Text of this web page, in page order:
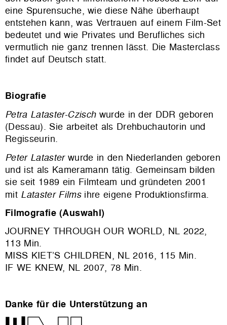
eine Spurensuche, wie diese Nähe überhaupt
entstehen kann, was Vertrauen auf einem Film-Set
bedeutet und wie Privates und Berufliches sich
vermutlich nie ganz trennen lässt. Die Masterclass
findet auf Deutsch statt.
Biografie
Petra Lataster-Czischwurde in der DDR geboren
(Dessau). Sie arbeitet als Drehbuchautorin und
Regisseurin.
Peter Latasterwurde in den Niederlanden geboren
und ist als Kameramann tätig. Gemeinsam bilden
sie seit 1989 ein Filmteam und gründeten 2001
mit Lataster Filmsihre eigene Produktionsfirma.
Filmografie (Auswahl)
JOURNEY THROUGH OUR WORLD, NL 2022,
113 Min.
MISS KIET’S CHILDREN, NL 2016, 115 Min.
IF WE KNEW, NL 2007, 78 Min.
Danke für die Unterstützung an